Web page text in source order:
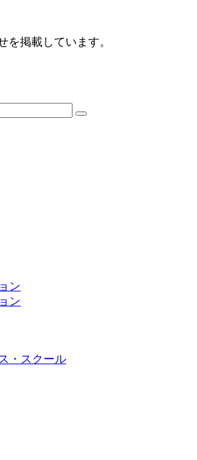
を掲載しています。
ン
ン
・スクール